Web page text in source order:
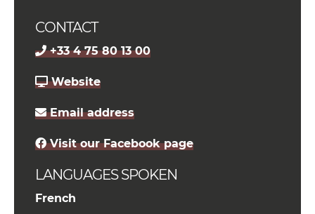
CONTACT
+33 4 75 80 13 00
Website
Email address
Visit our Facebook page
LANGUAGES SPOKEN
French